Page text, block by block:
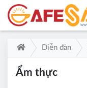
Diễn đàn
Ẩm thực